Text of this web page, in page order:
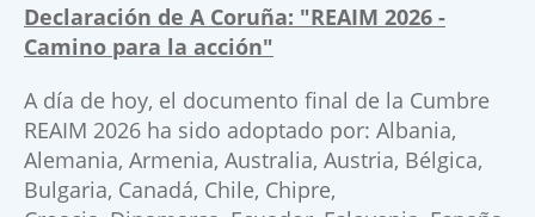
Declaración de A Coruña: "REAIM 2026 -
Camino para la acción"
A día de hoy, el documento final de la Cumbre
REAIM 2026 ha sido adoptado por: Albania,
Alemania, Armenia, Australia, Austria, Bélgica,
Bulgaria, Canadá, Chile, Chipre,